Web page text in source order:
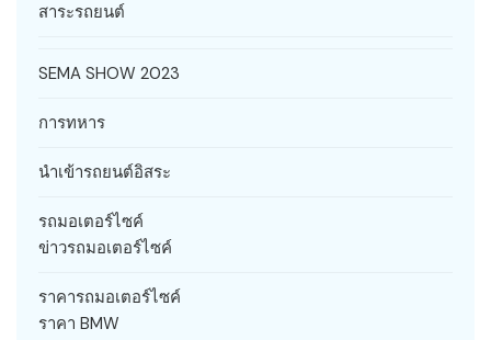
สาระรถยนต์
SEMA SHOW 2023
การทหาร
นำเข้ารถยนต์อิสระ
รถมอเตอร์ไซค์
ข่าวรถมอเตอร์ไซค์
ราคารถมอเตอร์ไซค์
ราคา BMW